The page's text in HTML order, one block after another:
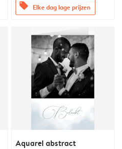
offers Elke dag lage prijzen
Aquarel abstract